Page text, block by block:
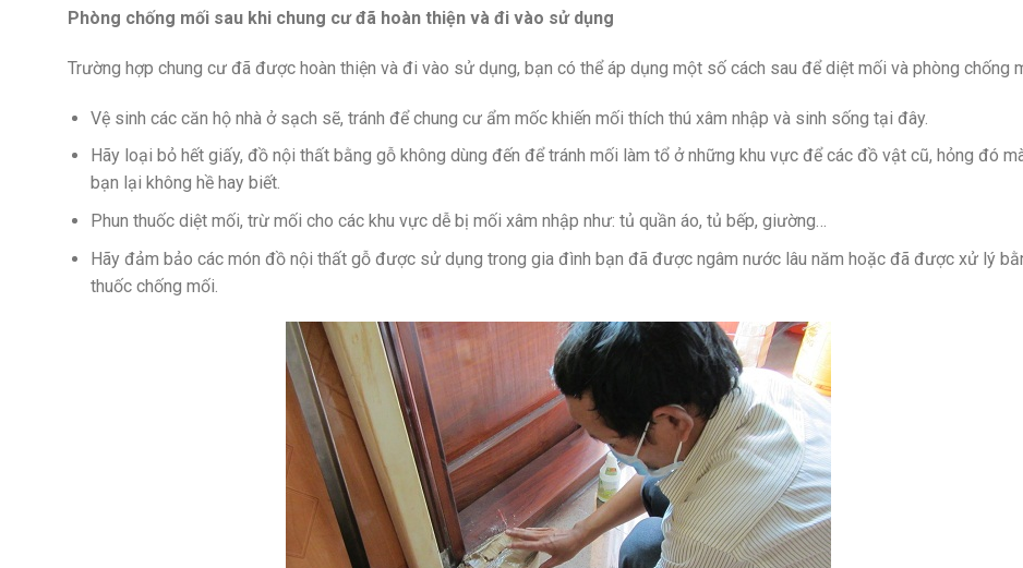
Phòng chống mối sau khi chung cư đã hoàn thiện và đi vào sử dụng
Trường hợp chung cư đã được hoàn thiện và đi vào sử dụng, bạn có thể áp dụng một số cách sau để diệt mối và phòng chống
Vệ sinh các căn hộ nhà ở sạch sẽ, tránh để chung cư ẩm mốc khiến mối thích thú xâm nhập và sinh sống tại đây.
Hãy loại bỏ hết giấy, đồ nội thất bằng gỗ không dùng đến để tránh mối làm tổ ở những khu vực để các đồ vật cũ, hỏng đó
bạn lại không hề hay biết.
Phun thuốc diệt mối, trừ mối cho các khu vực dễ bị mối xâm nhập như: tủ quần áo, tủ bếp, giường…
Hãy đảm bảo các món đồ nội thất gỗ được sử dụng trong gia đình bạn đã được ngâm nước lâu năm hoặc đã được xử lý
thuốc chống mối.